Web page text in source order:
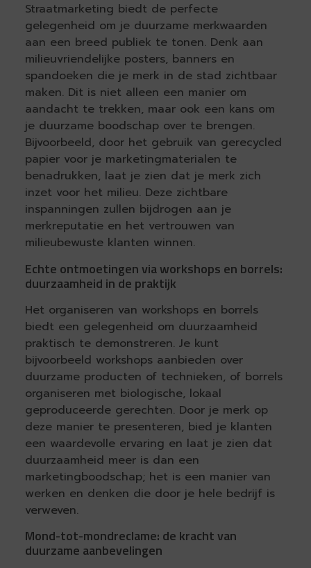
Straatmarketing biedt de perfecte
gelegenheid om je duurzame merkwaarden
aan een breed publiek te tonen. Denk aan
milieuvriendelijke posters, banners en
spandoeken die je merk in de stad zichtbaar
maken. Dit is niet alleen een manier om
aandacht te trekken, maar ook een kans om
je duurzame boodschap over te brengen.
Bijvoorbeeld, door het gebruik van gerecycled
papier voor je marketingmaterialen te
benadrukken, laat je zien dat je merk zich
inzet voor het milieu. Deze zichtbare
inspanningen zullen bijdrogen aan je
merkreputatie en het vertrouwen van
milieubewuste klanten winnen.
Echte ontmoetingen via workshops en borrels:
duurzaamheid in de praktijk
Het organiseren van workshops en borrels
biedt een gelegenheid om duurzaamheid
praktisch te demonstreren. Je kunt
bijvoorbeeld workshops aanbieden over
duurzame producten of technieken, of borrels
organiseren met biologische, lokaal
geproduceerde gerechten. Door je merk op
deze manier te presenteren, bied je klanten
een waardevolle ervaring en laat je zien dat
duurzaamheid meer is dan een
marketingboodschap; het is een manier van
werken en denken die door je hele bedrijf is
verweven.
Mond-tot-mondreclame: de kracht van
duurzame aanbevelingen